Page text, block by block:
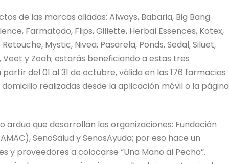
de las marcas aliadas: Always, Babaria, Big Bang
Farmatodo, Flips, Gillette, Herbal Essences, Kotex,
Mystic, Nivea, Pasarela, Ponds, Sedal, Siluet,
Veet y Zoah; estarás beneficiando a estas tres
del 01 al 31 de octubre, válida en las 176 farmacias
realizadas desde la aplicación móvil o la página
que desarrollan las organizaciones: Fundación
SenoSalud y SenosAyuda; por eso hace un
y proveedores a colocarse “Una Mano al Pecho”.